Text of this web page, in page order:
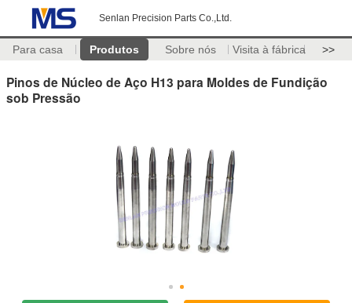
Senlan Precision Parts Co.,Ltd.
Para casa Produtos Sobre nós Visita à fábrica >>
Pinos de Núcleo de Aço H13 para Moldes de Fundição
sob Pressão